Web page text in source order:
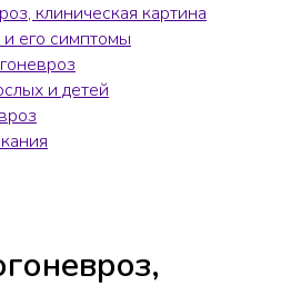
клиническая картина
его симптомы
и детей